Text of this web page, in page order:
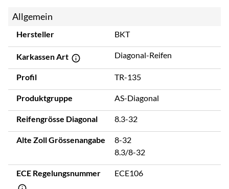
Allgemein
Hersteller BKT
Karkassen Art Diagonal-Reifen
Profil TR-135
Produktgruppe AS-Diagonal
Reifengrösse Diagonal 8.3-32
Alte Zoll Grössenangabe
8-32
8.3/8-32
ECE Regelungsnummer ECE106